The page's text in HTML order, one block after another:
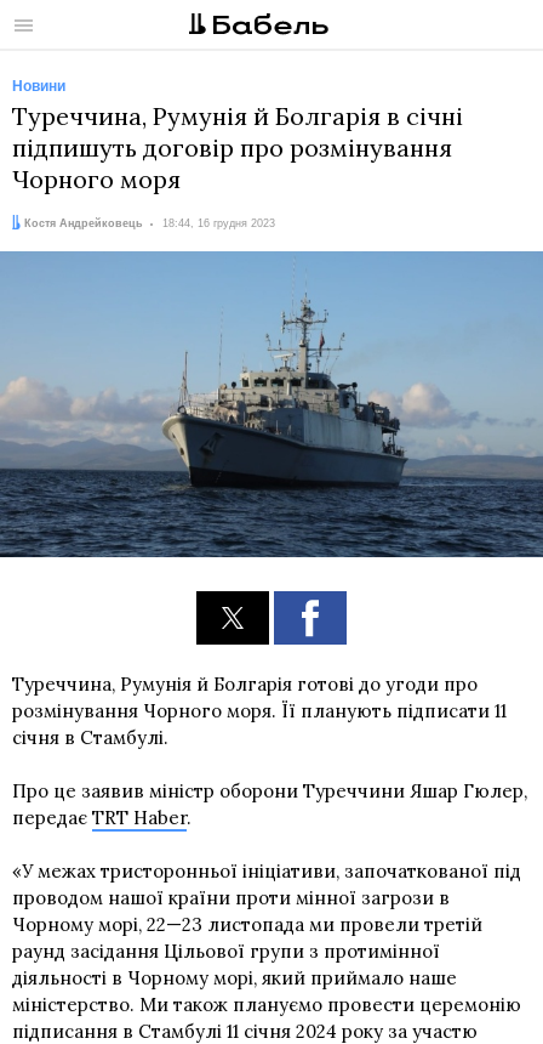
Меню
Новини
Туреччина, Румунія й Болгарія в січні
підпишуть договір про розмінування
Чорного моря
Автор:
Костя Андрейковець
Дата: 18:44, 16 грудня 2023
Туреччина, Румунія й Болгарія готові до угоди про
розмінування Чорного моря. Її планують підписати 11
січня в Стамбулі.
Про це заявив міністр оборони Туреччини Яшар Гюлер,
передає TRT Haber.
«У межах тристоронньої ініціативи, започаткованої під
проводом нашої країни проти мінної загрози в
Чорному морі, 22—23 листопада ми провели третій
раунд засідання Цільової групи з протимінної
діяльності в Чорному морі, який приймало наше
міністерство. Ми також плануємо провести церемонію
підписання в Стамбулі 11 січня 2024 року за участю